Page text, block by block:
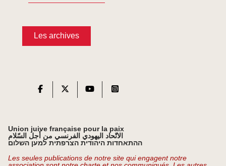
Les archives
Union juive française pour la paix
الاتّحاد اليهودي الفرنسي من أجل السّلام
ההתאחדות היהודית הצרפתית למען השלום
Les seules publications de notre site qui engagent notre